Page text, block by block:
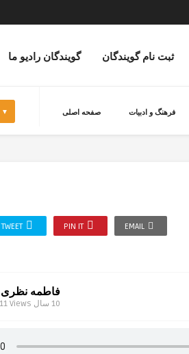
گویندگان رادیو ما ثبت نام گویندگان
صفحه اصلی فرهنگ و ادبیات
TWEET PIN IT EMAIL
فاطمه نظری
10 سال ago / 5911 Views